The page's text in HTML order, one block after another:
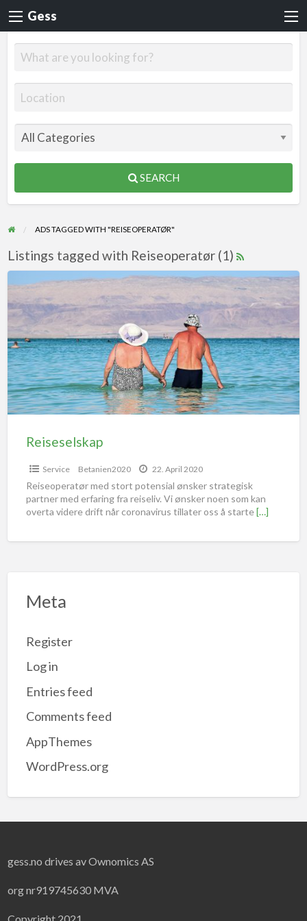
Gess
SEARCH
ADS TAGGED WITH "REISEOPERATØR"
Listings tagged with Reiseoperatør (1)
Reiseselskap
Service Betanien2020 22. April 2020
Reiseoperatør med stort potensial ønsker strategisk
partner med erfaring fra reiseliv. Vi ønsker noen som kan
overta videre drift når coronavirus tillater oss å starte[…]
Meta
Register
Log in
Entries feed
Comments feed
AppThemes
WordPress.org
gess.no drives av Ownomics AS
org nr919745630 MVA